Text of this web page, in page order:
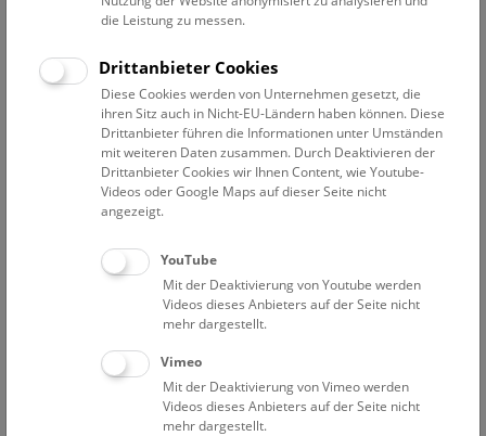
Salzbedarf des menschlichen Körpers
Salz als Konservierungsmittel
Reichtum durch Salz
Von Hallstatt und Hallein, den beiden bedeutenden
Salzproduzenten des Ostalpenraums, wurde bereits in
prähistorischer Zeit Salz europaweit verhandelt. Bis in die
und geschätzte Gut leisten. Der Besitz von Salz bzw. die
Kontrolle des Salzhandels bedeuteten Reichtum. Der
Wohlstand vieler weltlicher und geistlicher Fürstentümer
sowie vieler Städte gründete auf dem Salzwesen. Ein
wesentlicher Teil der Einkünfte stammte aus Zollgebühren,
die an den Grenzen der Territorialherrschaften erhoben
wurden. Dies hatte auch zur Folge, dass der Salzpreis um so
höher wurde, je länger der Transportweg war.
die Leistung zu messen.
Drittanbieter Cookies
Diese Cookies werden von Unternehmen gesetzt, die
ihren Sitz auch in Nicht-EU-Ländern haben können. Diese
Drittanbieter führen die Informationen unter Umständen
mit weiteren Daten zusammen. Durch Deaktivieren der
Drittanbieter Cookies wir Ihnen Content, wie Youtube-
Videos oder Google Maps auf dieser Seite nicht
angezeigt.
YouTube
Mit der Deaktivierung von Youtube werden
Videos dieses Anbieters auf der Seite nicht
mehr dargestellt.
Vimeo
Mit der Deaktivierung von Vimeo werden
Videos dieses Anbieters auf der Seite nicht
mehr dargestellt.